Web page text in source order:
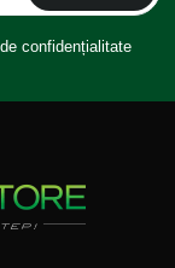
confidențialitate